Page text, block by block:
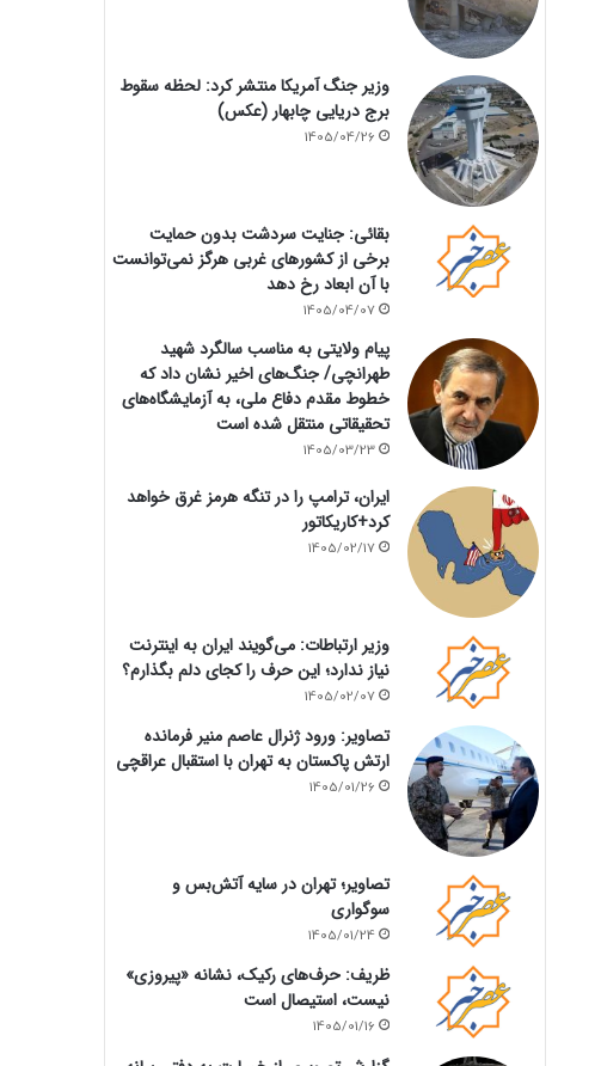
وزیر جنگ آمریکا منتشر کرد: لحظه سقوط
برج دریایی چابهار (عکس)
1405/04/26
بقائی: جنایت سردشت بدون حمایت
برخی از کشورهای غربی هرگز نمی‌توانست
با آن ابعاد رخ دهد
1405/04/07
پیام ولایتی به مناسب سالگرد شهید
طهرانچی/ جنگ‌های اخیر نشان داد که
خطوط مقدم دفاع ملی، به آزمایشگاه‌های
تحقیقاتی منتقل شده است
1405/03/23
ایران، ترامپ را در تنگه هرمز غرق خواهد
کرد+کاریکاتور
1405/02/17
وزیر ارتباطات: می‌گویند ایران به اینترنت
نیاز ندارد؛ این حرف را کجای دلم بگذارم؟
1405/02/07
تصاویر: ورود ژنرال عاصم منیر فرمانده
ارتش پاکستان به تهران با استقبال عراقچی
1405/01/26
تصاویر؛ تهران در سایه آتش‌بس و
سوگواری
1405/01/24
ظریف: حرف‌های رکیک، نشانه «پیروزی»
نیست، استیصال است
1405/01/16